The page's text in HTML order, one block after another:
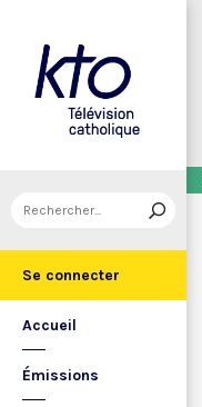
Se connecter
Accueil
Émissions